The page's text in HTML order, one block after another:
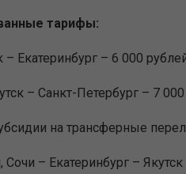
тарифы:
– Екатеринбург – 6 000
– Санкт-Петербург – 7
на трансферные
Сочи – Екатеринбург –